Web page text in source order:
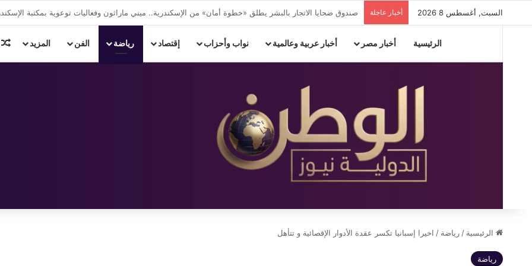
السبت, أغسطس 8 2026 أخبار عاجلة إيقاف أعمال ترميم مخالفة وغلق وتشميع محل تحت الإنشاء بشارع فؤاد في الإسكندرية
الرئيسية أخبار مصر أخبار عربية وعالمية نواب وأحزاب إقتصاد رياضة الفن المزيد
الرئيسية / رياضة / اخيرا إسبانيا تكسر عقدة الأدوار الإقصائية و تتأهل
رياضة